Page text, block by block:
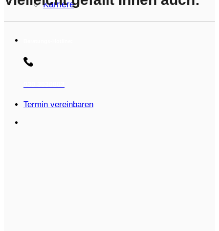
Karriere
Termin vereinbaren